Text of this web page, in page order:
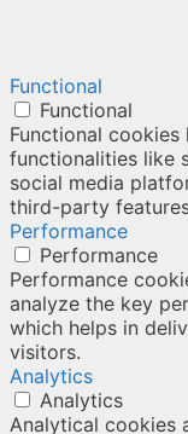
Functional
Functional
Functional
functionalities like
social media
third-party
Performance
Performance
Performance
analyze the key
which helps in
visitors.
Analytics
Analytics
Analytical cookies